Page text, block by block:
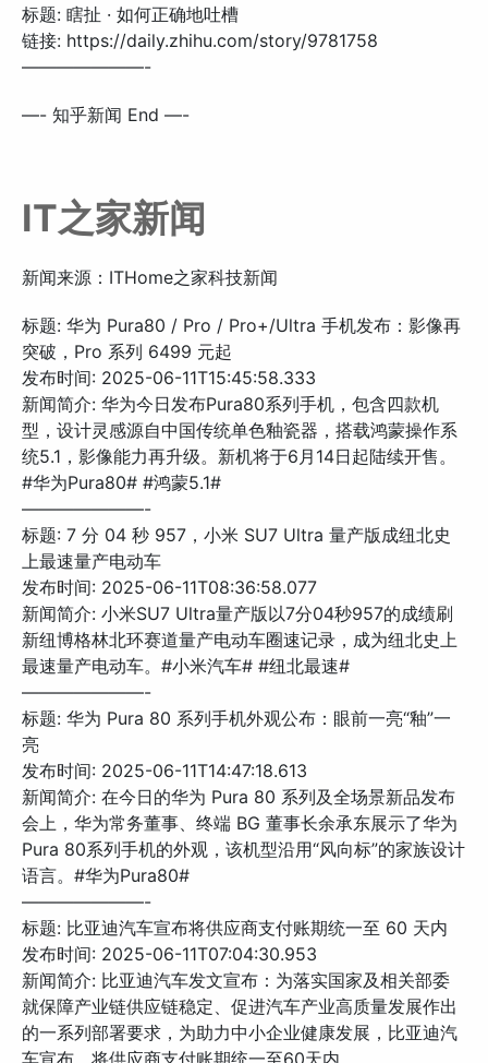
标题: 瞎扯 · 如何正确地吐槽
链接: https://daily.zhihu.com/story/9781758
———————-
—- 知乎新闻 End —-
IT之家新闻
新闻来源：ITHome之家科技新闻
标题: 华为 Pura80 / Pro / Pro+/Ultra 手机发布：影像再
突破，Pro 系列 6499 元起
发布时间: 2025-06-11T15:45:58.333
新闻简介: 华为今日发布Pura80系列手机，包含四款机
型，设计灵感源自中国传统单色釉瓷器，搭载鸿蒙操作系
统5.1，影像能力再升级。新机将于6月14日起陆续开售。
#华为Pura80# #鸿蒙5.1#
———————-
标题: 7 分 04 秒 957，小米 SU7 Ultra 量产版成纽北史
上最速量产电动车
发布时间: 2025-06-11T08:36:58.077
新闻简介: 小米SU7 Ultra量产版以7分04秒957的成绩刷
新纽博格林北环赛道量产电动车圈速记录，成为纽北史上
最速量产电动车。#小米汽车# #纽北最速#
———————-
标题: 华为 Pura 80 系列手机外观公布：眼前一亮“釉”一
亮
发布时间: 2025-06-11T14:47:18.613
新闻简介: 在今日的华为 Pura 80 系列及全场景新品发布
会上，华为常务董事、终端 BG 董事长余承东展示了华为
Pura 80系列手机的外观，该机型沿用“风向标”的家族设计
语言。#华为Pura80#
———————-
标题: 比亚迪汽车宣布将供应商支付账期统一至 60 天内
发布时间: 2025-06-11T07:04:30.953
新闻简介: 比亚迪汽车发文宣布：为落实国家及相关部委
就保障产业链供应链稳定、促进汽车产业高质量发展作出
的一系列部署要求，为助力中小企业健康发展，比亚迪汽